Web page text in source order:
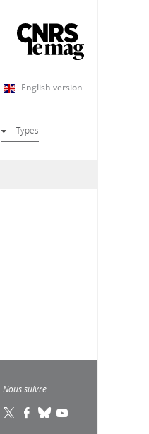
English version
Types
Nous suivre